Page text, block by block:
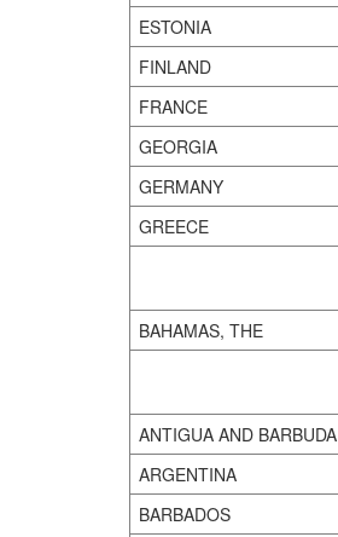
ESTONIA
FINLAND
FRANCE
GEORGIA
GERMANY
GREECE
BAHAMAS, THE
ANTIGUA AND BARBUDA
ARGENTINA
BARBADOS